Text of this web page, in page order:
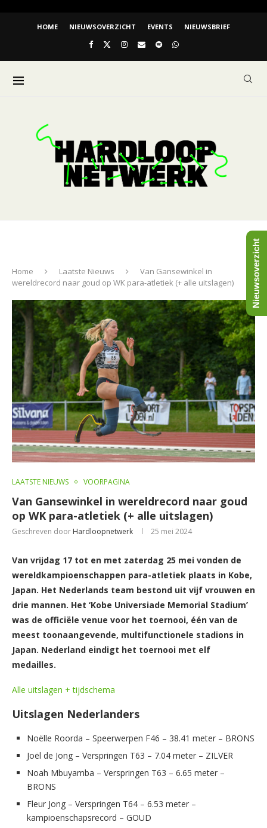
HOME NIEUWSOVERZICHT EVENTS NIEUWSBRIEF
Home Laatste Nieuws
Van Gansewinkel in
wereldrecord naar goud op WK para-atletiek (+ alle uitslagen)
LAATSTE NIEUWS VOORPAGINA
Van Gansewinkel in wereldrecord naar goud
op WK para-atletiek (+ alle uitslagen)
Geschreven door Hardloopnetwerk 25 mei 2024
Van vrijdag 17 tot en met zaterdag 25 mei vonden de
wereldkampioenschappen para-atletiek plaats in Kobe,
Japan. Het Nederlands team bestond uit vijf vrouwen en
drie mannen. Het ‘Kobe Universiade Memorial Stadium’
was de officiële venue voor het toernooi, één van de
meest toonaangevende, multifunctionele stadions in
Japan. Nederland eindigt het toernooi met elf
medailles.
Alle uitslagen + tijdschema
Uitslagen Nederlanders
Noëlle Roorda – Speerwerpen F46 – 38.41 meter – BRONS
Joël de Jong – Verspringen T63 – 7.04 meter – ZILVER
Noah Mbuyamba – Verspringen T63 – 6.65 meter –
BRONS
Fleur Jong – Verspringen T64 – 6.53 meter –
kampioenschapsrecord – GOUD
Nieuwsoverzicht